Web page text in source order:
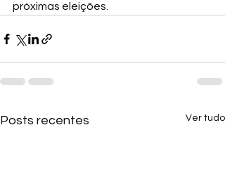
próximas eleições.
Posts recentes Ver tudo